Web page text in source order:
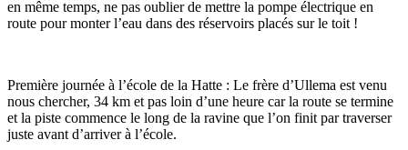
en même temps, ne pas oublier de mettre la pompe électrique en
route pour monter l’eau dans des réservoirs placés sur le toit !
Première journée à l’école de la Hatte : Le frère d’Ullema est venu
nous chercher, 34 km et pas loin d’une heure car la route se termine
et la piste commence le long de la ravine que l’on finit par traverser
juste avant d’arriver à l’école.